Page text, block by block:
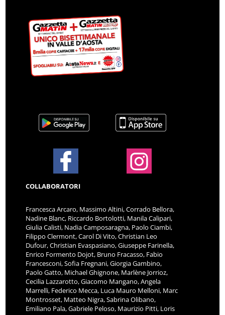
COLLABORATORI
Francesca Arcaro, Massimo Altini, Corrado Bellora,
Nadine Blanc, Riccardo Bortolotti, Manila Calipari,
Giulia Calisti, Nadia Camposaragna, Paolo Ciambi,
Filippo Clermont, Carol Di Vito, Christian Leo
Dufour, Christian Evaspasiano, Giuseppe Farinella,
Enrico Formento Dojot, Bruno Fracasso, Fabio
Francesconi, Sofia Fregnani, Giorgia Gambino,
Paolo Gatto, Michael Ghignone, Marlène Jorrioz,
Cecilia Lazzarotto, Giacomo Mangano, Angela
Marrelli, Federico Mecca, Luca Mauro Melloni, Marc
Montrosset, Matteo Nigra, Sabrina Olibano,
Emiliano Pala, Gabriele Peloso, Maurizio Pitti, Loris